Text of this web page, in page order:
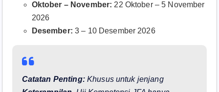
Oktober – November: 22 Oktober – 5 November
2026
Desember: 3 – 10 Desember 2026
Catatan Penting:Khusus untuk jenjang